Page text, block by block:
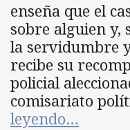
enseña que el
sobre alguien y,
la servidumbre
recibe su
policial
comisariato
leyendo…